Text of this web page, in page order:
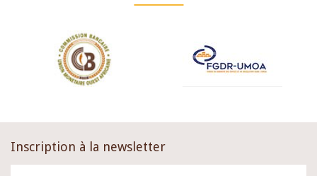
Inscription à la newsletter